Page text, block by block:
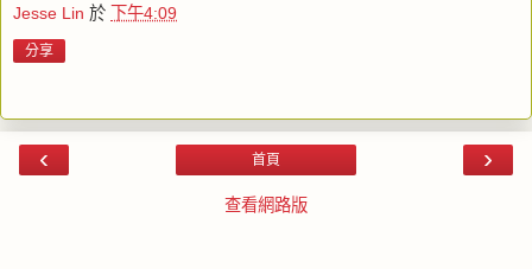
Jesse Lin 於 下午4:09
分享
‹ ›
首頁
查看網路版